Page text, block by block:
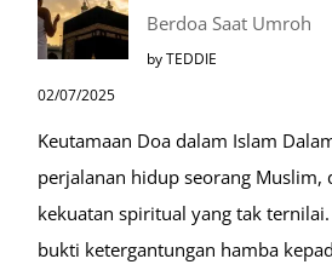
Berdoa Saat Umroh
by TEDDIE
02/07/2025
Keutamaan Doa dalam Islam
perjalanan hidup seorang Muslim,
kekuatan spiritual yang tak
bukti ketergantungan hamba